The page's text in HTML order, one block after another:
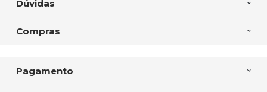
Dúvidas
Compras
Pagamento